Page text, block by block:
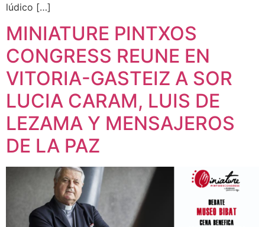
lúdico […]
MINIATURE PINTXOS
CONGRESS REUNE EN
VITORIA-GASTEIZ A SOR
LUCIA CARAM, LUIS DE
LEZAMA Y MENSAJEROS
DE LA PAZ